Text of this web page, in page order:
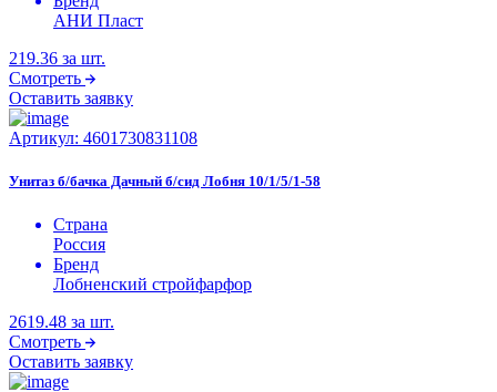
АНИ Пласт
219.36 за шт.
Смотреть
Оставить заявку
Артикул: 4601730831108
Унитаз б/бачка Дачный б/сид Лобня 10/1/5/1-58
Страна
Россия
Бренд
Лобненский стройфарфор
2619.48 за шт.
Смотреть
Оставить заявку